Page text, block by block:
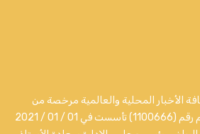
الأخبار المحلية والعالمية مرخصة من
الهيئة العامة لتنظيم الإعلام رقم (1100666) تأسست في 01 / 01 / 2021